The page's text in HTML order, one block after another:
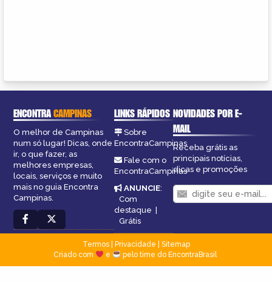
ENCONTRACAMPINAS
O melhor de Campinas
num só lugar! Dicas, onde
ir, o que fazer, as
melhores empresas,
locais, serviços e muito
mais no guia Encontra
Campinas.
LINKS RÁPIDOS
Sobre
EncontraCampinas
Fale com o
EncontraCampinas
ANUNCIE:
Com
destaque |
Grátis
NOVIDADES POR E-
MAIL
Receba grátis as
principais notícias,
dicas e promoções
Termos| Privacidade
Sitemap
Criado com
e pelo time do EncontraBrasil